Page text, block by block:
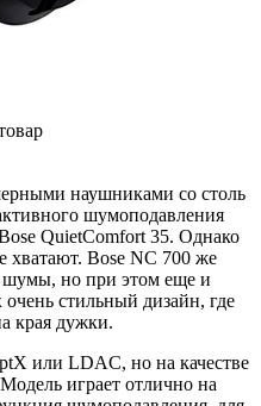
наушниками со столь
шумоподавления
QuietComfort 35. Однако
хватают. Bose NC 700 же
шумы, но при этом еще и
стильный дизайн, где
края дужки.
или LDAC, но на качестве
играет отлично на